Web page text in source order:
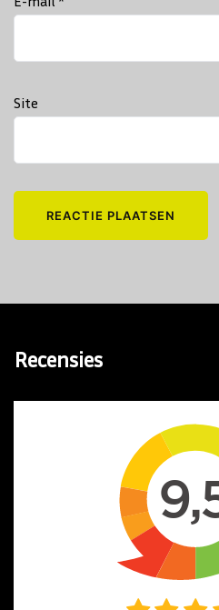
Site
Recensies